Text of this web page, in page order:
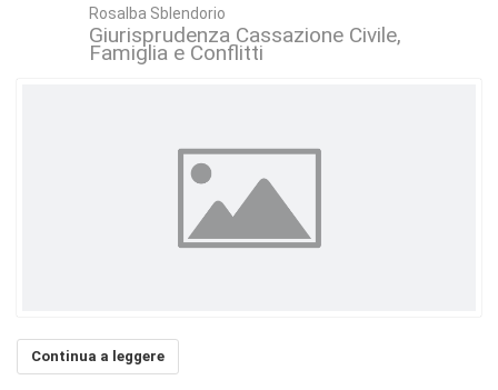
Rosalba Sblendorio
Giurisprudenza Cassazione Civile
Famiglia e Conflitti
Continua a leggere